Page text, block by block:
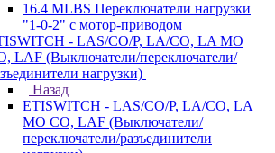
16.4 MLBS Переключатели нагрузки
"1-0-2" с мотор-приводом
- LAS/CO/P, LA/CO, LA MO
LAF (Выключатели/переключатели/
нагрузки)
Назад
ETISWITCH - LAS/CO/P, LA/CO, LA
MO CO, LAF (Выключатели/
переключатели/разъединители